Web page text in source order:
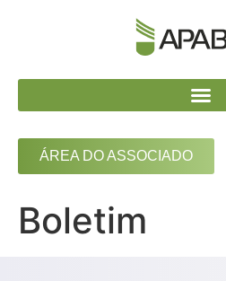
ÁREA DO ASSOCIADO
Boletim